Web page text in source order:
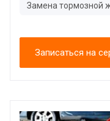
Замена тормозной
Записаться на